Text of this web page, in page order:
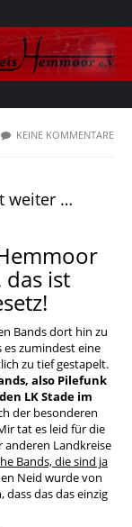
KEINE KOMMENTARE
weiter …
ist
Bands dort hin zu
zumindest eine
zu tief gestapelt.
also Pilefunk
LK Stade im
der besonderen
tat es leid für die
anderen Landkreise
Bands, die sind ja
Neid wurde von
das das einzig